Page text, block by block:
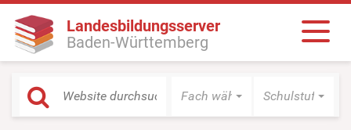
Landesbildungsserver
Baden-Württemberg
Fach wählen Schulstufe